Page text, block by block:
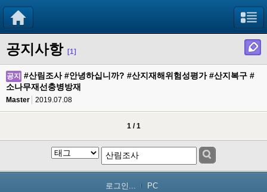
공지사항 [1]
공지
#산림조사 #안녕하십니까? #산지재해위험성평가 #산지복구 #
소나무재선충병방재
Master 2019.07.08
1 / 1
로그인... PC